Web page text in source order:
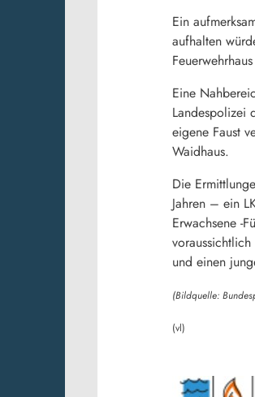
Ein
aufhalten
Eine
Landespolizei
eigene Faust
Waidhaus.
Die
Jahren – ein
Erwachsene -
und einen
(Bildquelle:
(vl)